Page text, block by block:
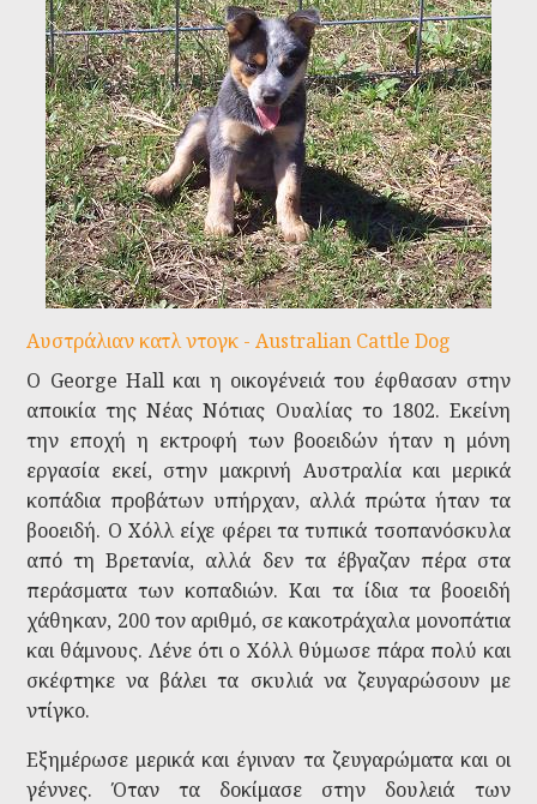
Αυστράλιαν κατλ ντογκ - Australian Cattle Dog
Ο George Hall και η οικογένειά του έφθασαν στην
αποικία της Νέας Νότιας Ουαλίας το 1802. Εκείνη
την εποχή η εκτροφή των βοοειδών ήταν η μόνη
εργασία εκεί, στην μακρινή Αυστραλία και μερικά
κοπάδια προβάτων υπήρχαν, αλλά πρώτα ήταν τα
βοοειδή. Ο Χόλλ είχε φέρει τα τυπικά τσοπανόσκυλα
από τη Βρετανία, αλλά δεν τα έβγαζαν πέρα στα
περάσματα των κοπαδιών. Και τα ίδια τα βοοειδή
χάθηκαν, 200 τον αριθμό, σε κακοτράχαλα μονοπάτια
και θάμνους. Λένε ότι ο Χόλλ θύμωσε πάρα πολύ και
σκέφτηκε να βάλει τα σκυλιά να ζευγαρώσουν με
ντίγκο.
Εξημέρωσε μερικά και έγιναν τα ζευγαρώματα και οι
γέννες. Όταν τα δοκίμασε στην δουλειά των